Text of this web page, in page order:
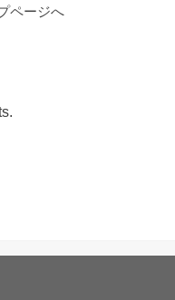
ページへ